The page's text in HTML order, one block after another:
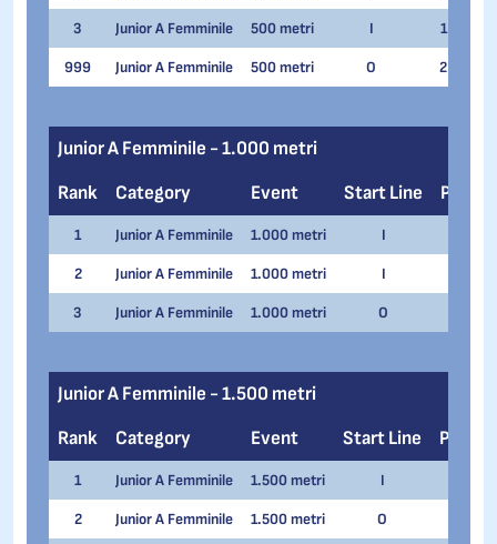
3 Junior A Femminile 500 metri I 1
999 Junior A Femminile 500 metri O 2
Junior A Femminile - 1.000 metri
Rank
Category Event Start Line Pair
1 Junior A Femminile 1.000 metri I
2 Junior A Femminile 1.000 metri I
3 Junior A Femminile 1.000 metri O
Junior A Femminile - 1.500 metri
Rank
Category Event Start Line Pair
1 Junior A Femminile 1.500 metri I
2 Junior A Femminile 1.500 metri O